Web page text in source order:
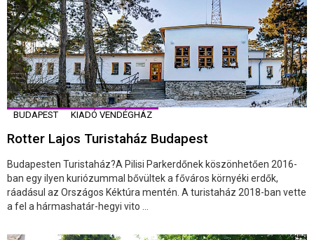
BUDAPEST KIADÓ VENDÉGHÁZ
Rotter Lajos Turistaház Budapest
Budapesten Turistaház?A Pilisi Parkerdőnek köszönhetően 2016-
ban egy ilyen kuriózummal bővültek a főváros környéki erdők,
ráadásul az Országos Kéktúra mentén. A turistaház 2018-ban vette
a fel a hármashatár-hegyi vito ...